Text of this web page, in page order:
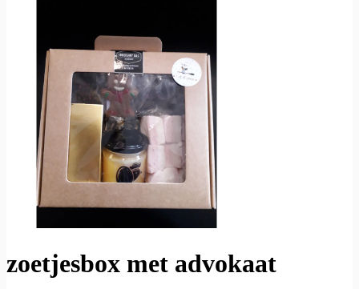
zoetjesbox met advokaat